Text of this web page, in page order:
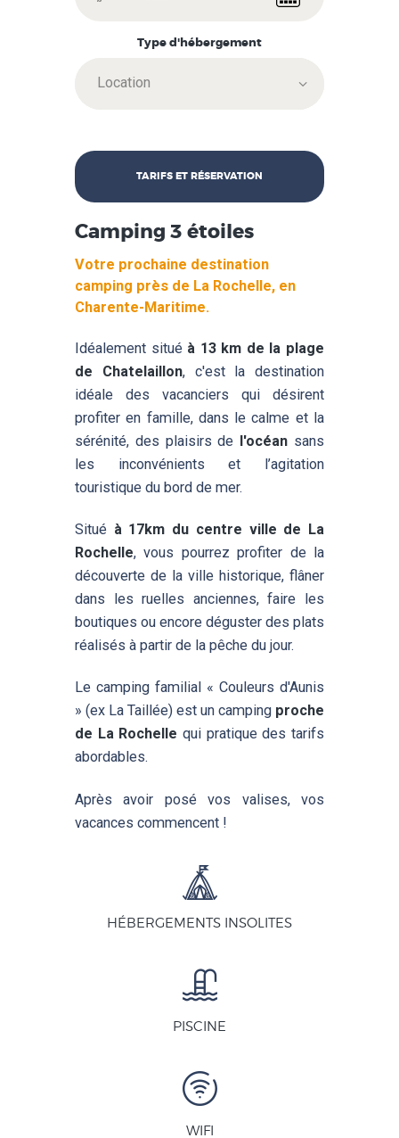
Type d'hébergement
Camping 3 étoiles
Votre prochaine destination
camping près de La Rochelle, en
Charente-Maritime.
Idéalement situé à 13 km de la plage
de Chatelaillon, c'est la destination
idéale des vacanciers qui désirent
profiter en famille, dans le calme et la
sérénité, des plaisirs de
l'océan sans
les inconvénients et l’agitation
touristique du bord de mer.
Situé à 17km du centre ville de La
Rochelle, vous pourrez profiter de la
découverte de la ville historique, flâner
dans les ruelles anciennes, faire les
boutiques ou encore déguster des plats
réalisés à partir de la pêche du jour.
Le camping familial « Couleurs d'Aunis
» (ex La Taillée) est un camping proche
de La Rochelle qui pratique des tarifs
abordables.
Après avoir posé vos valises, vos
vacances commencent !
HÉBERGEMENTS INSOLITES
PISCINE
WIFI